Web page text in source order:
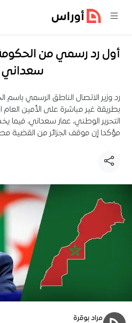
أول رد رسمي من
سعداني
رد وزير الاتصال الناطق الرسمي باسم
بطريقة غير مباشرة على الأمين
التحرير الوطني، عمار سعداني، فيما
مؤكدا إن موقف الجزائر من القضية
مراد بوقرة